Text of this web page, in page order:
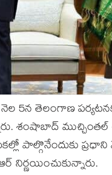
5న‌ తెలంగాణ
శంషాబాద్‌ ముచ్చింతల్
పాల్గొనేందుకు
నిర్ణ‌యించుకున్నారు.